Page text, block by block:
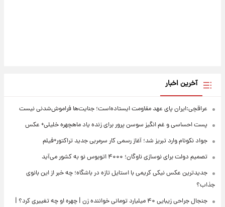
آخرین اخبار
عراقچی:ایران پای عهد مقاومت ایستاده‌است؛ جنایت‌ها فراموش‌شدنی نیست
پست احساسی و غم انگیز سوسن پرور برای زنده یاد ماهچهره خلیلی+ عکس
جواد نکونام وارد تبریز شد؛ آغاز رسمی کار سرمربی جدید تراکتور+فیلم
تصمیم دولت برای نوسازی ناوگان؛ ۴۰۰۰ اتوبوس نو به کشور می‌آید
جدیدترین عکس نیکی کریمی با استایل تازه در باشگاه؛ چه خبر از این بانوی
جذاب؟
جنجال جراحی زیبایی ۴۰ میلیارد تومانی خواننده زن | چهره او چه تغییری کرد؟ |